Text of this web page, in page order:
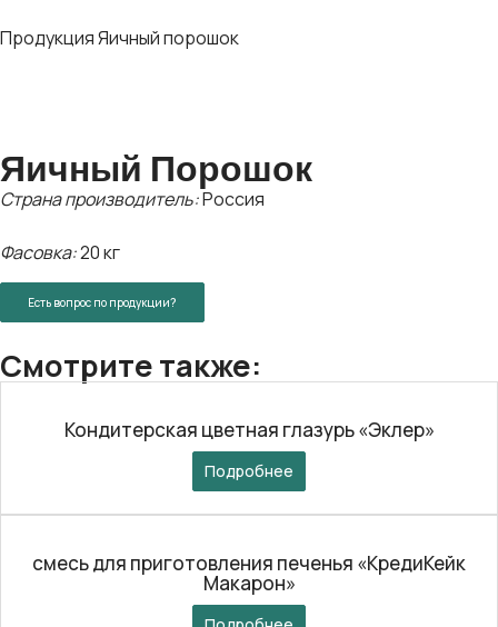
ПродукцияЯичный порошок
Яичный Порошок
Страна производитель:Россия
Фасовка:20 кг
Есть вопрос по продукции?
Смотрите также:
Кондитерская цветная глазурь «Эклер»
Подробнее
смесь для приготовления печенья «КредиКейк
Макарон»